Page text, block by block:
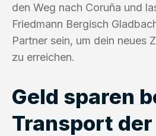
den Weg nach Coruña und
Friedmann Bergisch
Partner sein, um dein neues
zu erreichen.
Geld sparen
Transport der